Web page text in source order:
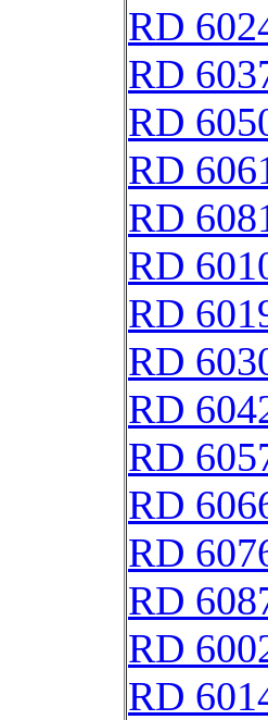
RD
RD
RD
RD
RD
RD
RD
RD
RD
RD
RD
RD
RD
RD
RD